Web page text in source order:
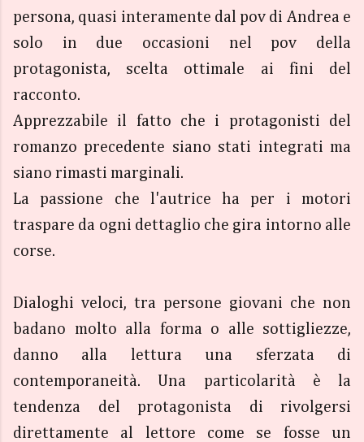
persona, quasi interamente dal pov di Andrea e
solo in due occasioni nel pov della
protagonista, scelta ottimale ai fini del
racconto.
Apprezzabile il fatto che i protagonisti del
romanzo precedente siano stati integrati ma
siano rimasti marginali.
La passione che l'autrice ha per i motori
traspare da ogni dettaglio che gira intorno alle
corse.
Dialoghi veloci, tra persone giovani che non
badano molto alla forma o alle sottigliezze,
danno alla lettura una sferzata di
contemporaneità. Una particolarità è la
tendenza del protagonista di rivolgersi
direttamente al lettore come se fosse un